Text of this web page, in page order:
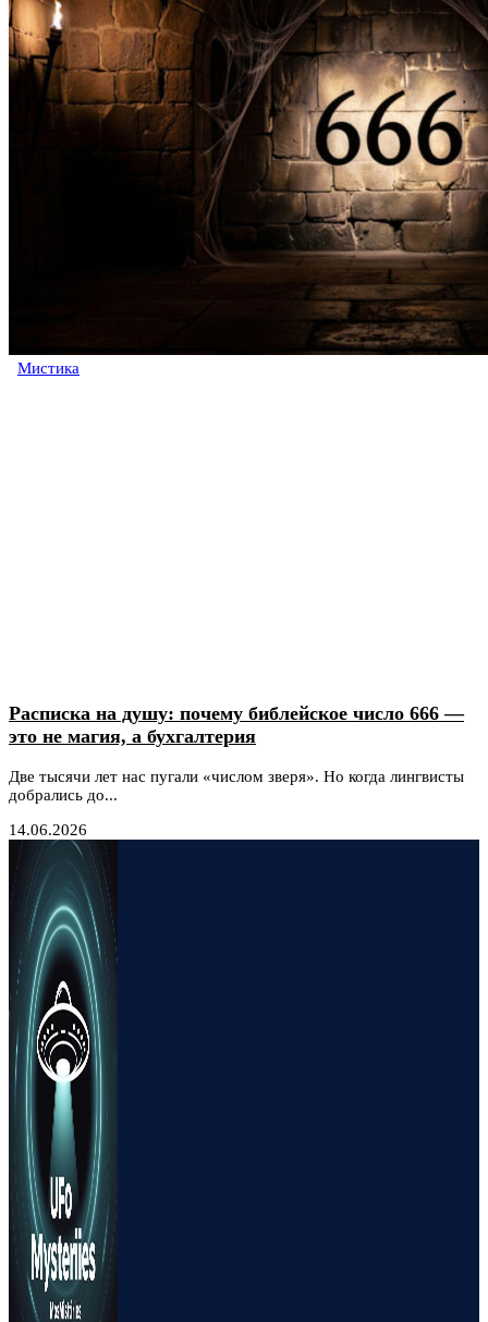
Мистика
Расписка на душу: почему библейское число 666 —
это не магия, а бухгалтерия
Две тысячи лет нас пугали «числом зверя». Но когда лингвисты
добрались до...
14.06.2026